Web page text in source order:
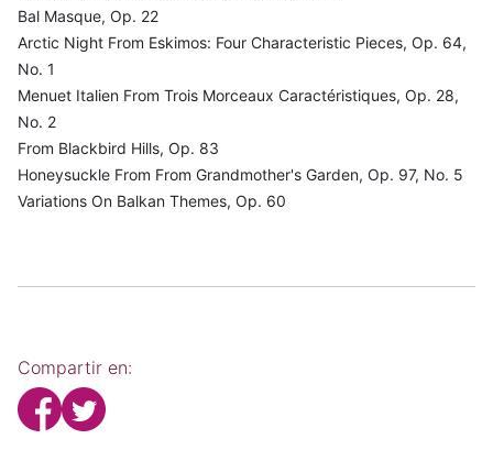
Bal Masque, Op. 22
Arctic Night From Eskimos: Four Characteristic Pieces, Op. 64,
No. 1
Menuet Italien From Trois Morceaux Caractéristiques, Op. 28,
No. 2
From Blackbird Hills, Op. 83
Honeysuckle From From Grandmother's Garden, Op. 97, No. 5
Variations On Balkan Themes, Op. 60
Compartir en: